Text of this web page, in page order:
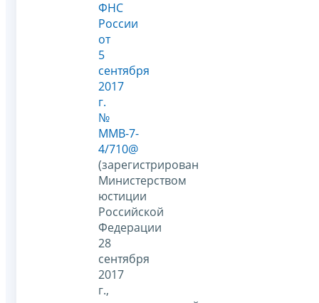
ФНС
России
от
5
сентября
2017
г.
№
ММВ-7-
4/710@
(зарегистрирован
Министерством
юстиции
Российской
Федерации
28
сентября
2017
г.,